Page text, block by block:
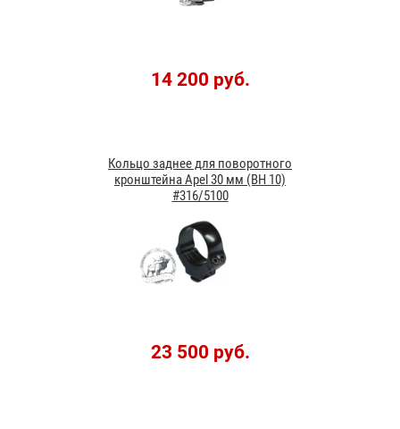
14 200 руб.
Кольцо заднее для поворотного
кронштейна Apel 30 мм (BH 10)
#316/5100
23 500 руб.